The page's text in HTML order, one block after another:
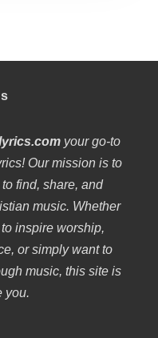
your go-to
Our mission is to
find, share, and
music. Whether
inspire worship,
or simply want to
music, this site is
you.